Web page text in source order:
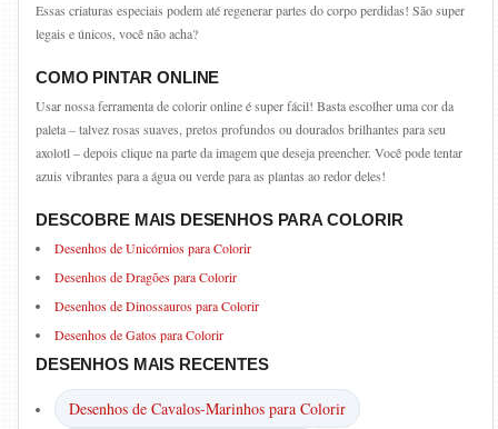
Essas criaturas especiais podem até regenerar partes do corpo perdidas! São super
legais e únicos, você não acha?
COMO PINTAR ONLINE
Usar nossa ferramenta de colorir online é super fácil! Basta escolher uma cor da
paleta – talvez rosas suaves, pretos profundos ou dourados brilhantes para seu
axolotl – depois clique na parte da imagem que deseja preencher. Você pode tentar
azuis vibrantes para a água ou verde para as plantas ao redor deles!
DESCOBRE MAIS DESENHOS PARA COLORIR
Desenhos de Unicórnios para Colorir
Desenhos de Dragões para Colorir
Desenhos de Dinossauros para Colorir
Desenhos de Gatos para Colorir
DESENHOS MAIS RECENTES
Desenhos de Cavalos-Marinhos para Colorir